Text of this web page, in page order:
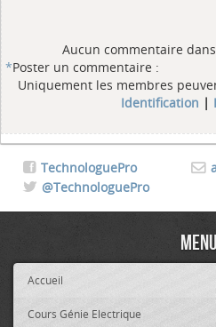
Aucun commentaire
*Poster un commentaire :
Uniquement les membres
Identification |
TechnologuePro
@TechnologuePro
Menu
Accueil
Cours Génie Electrique